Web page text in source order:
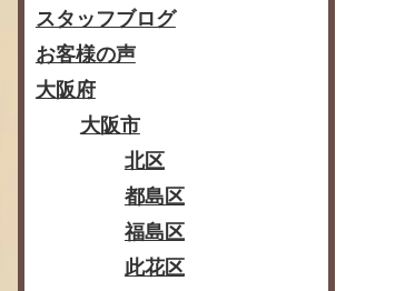
スタッフブログ
お客様の声
大阪府
大阪市
北区
都島区
福島区
此花区